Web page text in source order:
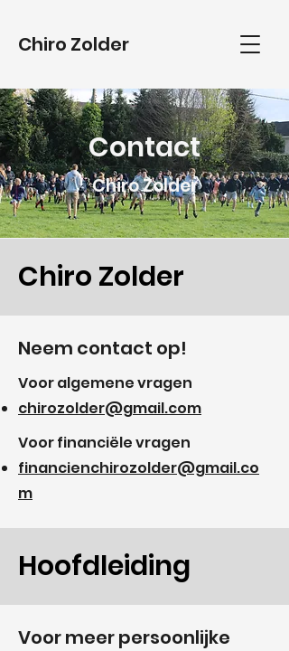
Chiro Zolder
Contact
Chiro Zolder
Chiro Zolder
Neem contact op!
Voor algemene vragen
chirozolder@gmail.com
Voor financiële vragen
financienchirozolder@gmail.co
m
Hoofdleiding
Voor meer persoonlijke